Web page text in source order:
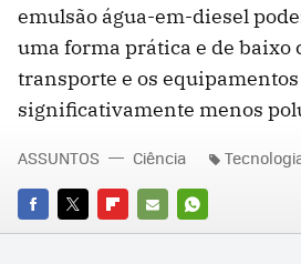
emulsão água-em-diesel
uma forma prática e de baixo
transporte e os
significativamente menos
FACEBOOK
TWITTERFLIPBOARD
E-
WHATSAPP
ASSUNTOS Ciência